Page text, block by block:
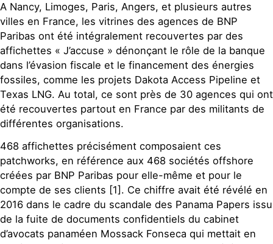
A Nancy, Limoges, Paris, Angers, et plusieurs autres
villes en France, les vitrines des agences de BNP
Paribas ont été intégralement recouvertes par des
affichettes « J’accuse » dénonçant le rôle de la banque
dans l’évasion fiscale et le financement des énergies
fossiles, comme les projets Dakota Access Pipeline et
Texas LNG. Au total, ce sont près de 30 agences qui ont
été recouvertes partout en France par des militants de
différentes organisations.
468 affichettes précisément composaient ces
patchworks, en référence aux 468 sociétés offshore
créées par BNP Paribas pour elle-même et pour le
compte de ses clients [1]. Ce chiffre avait été révélé en
2016 dans le cadre du scandale des Panama Papers issu
de la fuite de documents confidentiels du cabinet
d’avocats panaméen Mossack Fonseca qui mettait en